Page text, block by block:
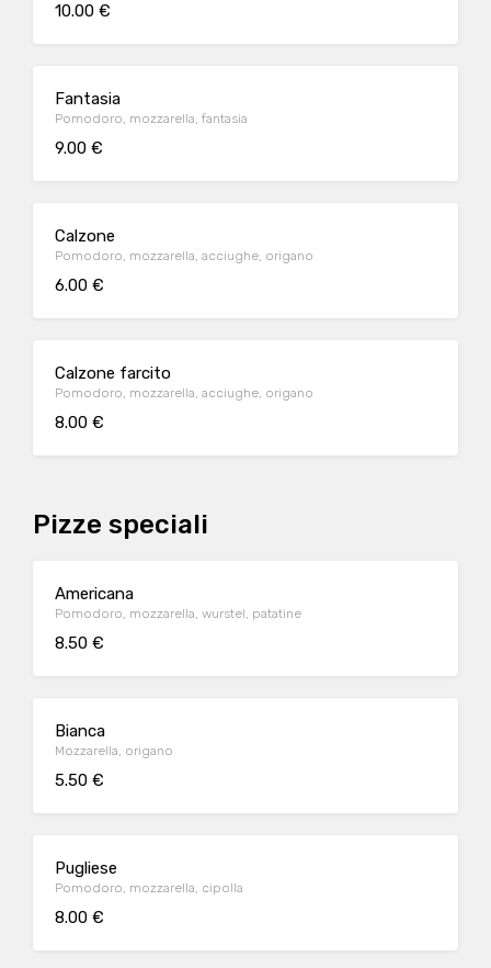
10.00 €
Fantasia
Pomodoro, mozzarella, fantasia
9.00 €
Calzone
Pomodoro, mozzarella, acciughe, origano
6.00 €
Calzone farcito
Pomodoro, mozzarella, acciughe, origano
8.00 €
Pizze speciali
Americana
Pomodoro, mozzarella, wurstel, patatine
8.50 €
Bianca
Mozzarella, origano
5.50 €
Pugliese
Pomodoro, mozzarella, cipolla
8.00 €